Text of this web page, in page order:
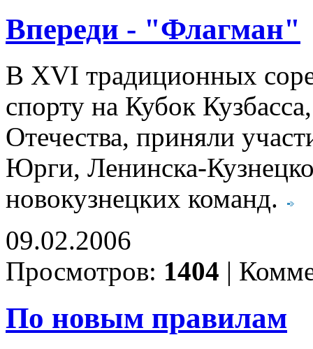
Впереди - "Флагман"
В XVI традиционных
спорту на Кубок
Отечества, приняли
Юрги, Ленинска-
новокузнецких команд.
09.02.2006
Просмотров: 1404 |
По новым правилам